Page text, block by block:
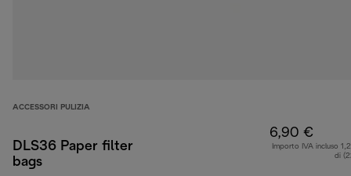
ACCESSORI PULIZIA
DLS36 Paper filter
bags
6,90 €
Importo IVA incluso
di